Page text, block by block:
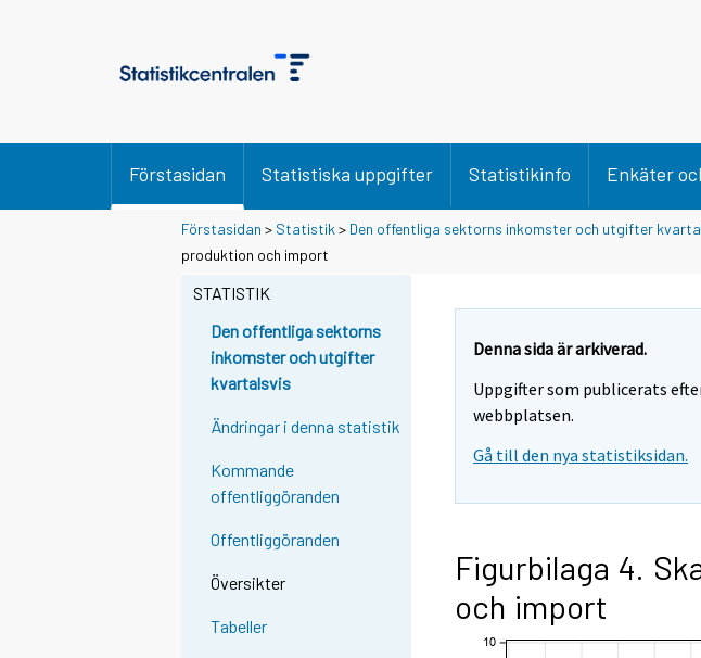
Förstasidan Statistiska uppgifter Statistikinfo Enkäter
Förstasidan > Statistik > Den offentliga sektorns inkomster och utgifter
produktion och import
STATISTIK
Den offentliga sektorns
inkomster och utgifter
kvartalsvis
Ändringar i denna statistik
Kommande
offentliggöranden
Offentliggöranden
Översikter
Tabeller
Denna sida är arkiverad.
Uppgifter som publicerats
webbplatsen.
Gå till den nya statistiksidan.
Figurbilaga 4.
och import